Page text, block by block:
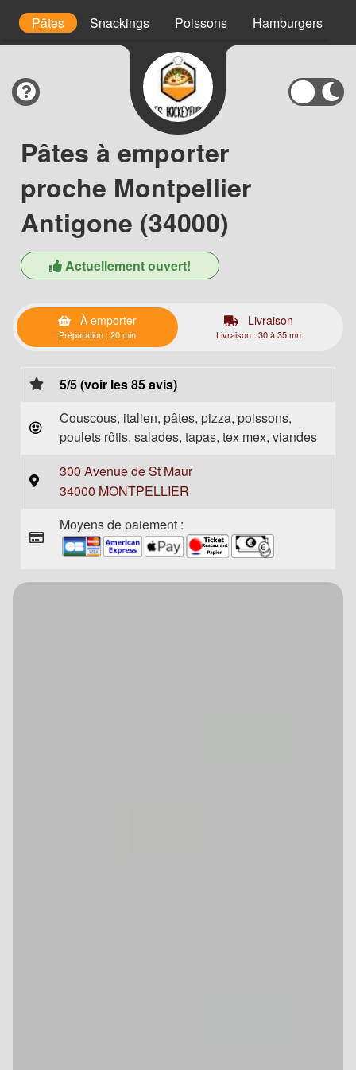
Pâtes Snackings Poissons Hamburgers
Pâtes à emporter
proche Montpellier
Antigone (34000)
Actuellement ouvert!
À emporter
Préparation : 20 min
Livraison
Livraison : 30 à 35 mn
5/5 (voir les 85 avis)
Couscous, italien, pâtes, pizza, poissons,
poulets rôtis, salades, tapas, tex mex, viandes
300 Avenue de St Maur
34000 MONTPELLIER
Moyens de paiement :